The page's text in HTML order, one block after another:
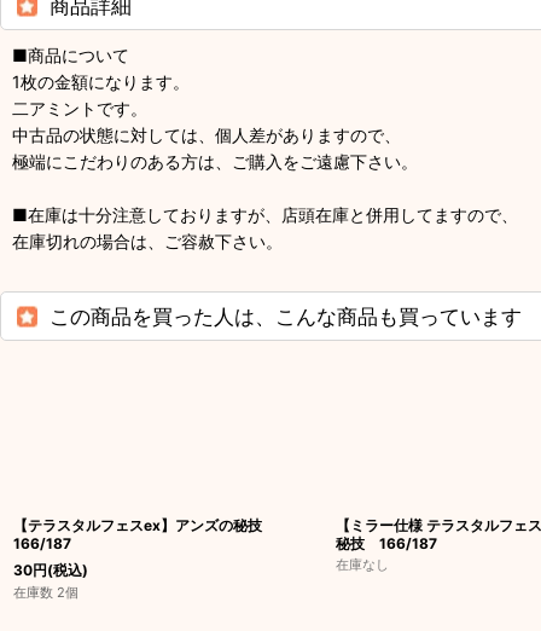
商品詳細
■商品について
1枚の金額になります。
二アミントです。
中古品の状態に対しては、個人差がありますので、
極端にこだわりのある方は、ご購入をご遠慮下さい。
■在庫は十分注意しておりますが、店頭在庫と併用してますので、
在庫切れの場合は、ご容赦下さい。
この商品を買った人は、こんな商品も買っています
【テラスタルフェスex】アンズの秘技
166/187
30円(税込)
在庫数 2個
【ミラー仕様 テラスタルフェ
秘技 166/187
在庫なし